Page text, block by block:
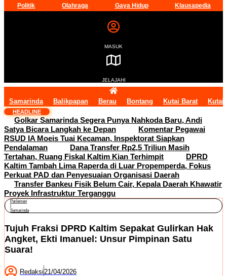
Politik
Olahraga Gaya Hidup Klausapedia
MASUK
JELAJAHI
Samarinda Balikpapan Berau Bontang Kutai Barat Kutai
HEADLINE
Golkar Samarinda Segera Punya Nahkoda Baru, Andi
Satya Bicara Langkah ke Depan
Komentar Pegawai
RSUD IA Moeis Tuai Kecaman, Inspektorat Siapkan
Pendalaman
Dana Transfer Rp2,5 Triliun Masih
Tertahan, Ruang Fiskal Kaltim Kian Terhimpit
DPRD
Kaltim Tambah Lima Raperda di Luar Propemperda, Fokus
Perkuat PAD dan Penyesuaian Organisasi Daerah
Transfer Bankeu Fisik Belum Cair, Kepala Daerah Khawatir
Proyek Infrastruktur Terganggu
Parlemen
Samarinda
​Tujuh Fraksi DPRD Kaltim Sepakat Gulirkan Hak
Angket, Ekti Imanuel: Unsur Pimpinan Satu
Suara!
Redaksi 21/04/2026